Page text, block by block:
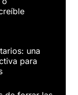
una
para